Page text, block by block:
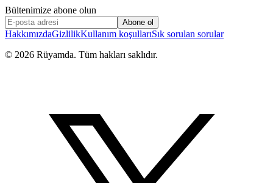
Bültenimize abone olun
Abone ol
HakkımızdaGizlilikKullanım koşullarıSık sorulan sorular
© 2026 Rüyamda. Tüm hakları saklıdır.